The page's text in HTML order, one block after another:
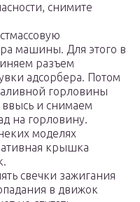
снимите
машины. Для этого в
разъем
адсорбера. Потом
горловины
и снимаем
на горловину.
моделях
крышка
свечки зажигания
в движок